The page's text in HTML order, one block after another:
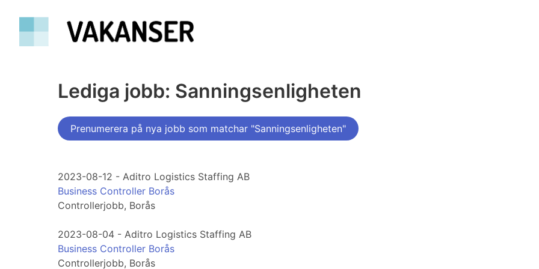
Lediga jobb: Sanningsenligheten
Prenumerera på nya jobb som matchar "Sanningsenligheten"
2023-08-12 - Aditro Logistics Staffing AB
Business Controller Borås
Controllerjobb, Borås
2023-08-04 - Aditro Logistics Staffing AB
Business Controller Borås
Controllerjobb, Borås